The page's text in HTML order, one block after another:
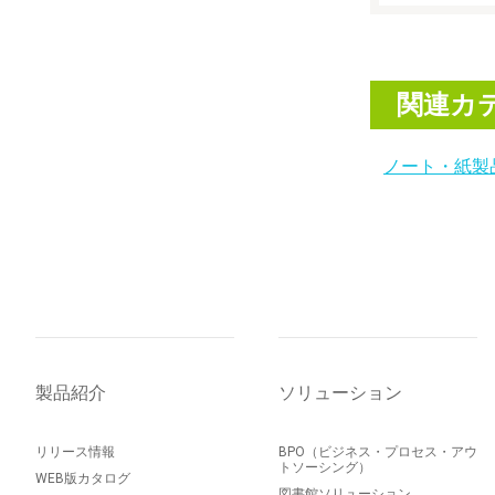
関連カ
ノート・紙製
製品紹介
リリース情報
WEB版カタログ
ソリューション
BPO（ビジネス・プロセス・アウ
トソーシング）